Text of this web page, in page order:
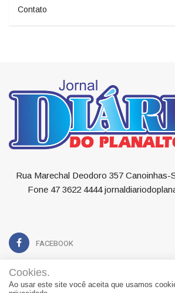
Contato
Rua Marechal Deodoro 357 Canoinhas-
Fone 47 3622 4444
FACEBOOK
Cookies.
Ao usar este site você aceita que usamos